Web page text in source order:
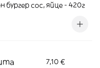
бургер сос, яйце - 420г
7,10 €